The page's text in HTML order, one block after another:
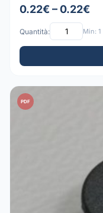
0.22€ – 0.22€
Quantità: Min: 1
PDF